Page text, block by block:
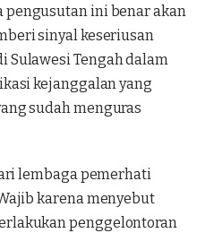
pengusutan ini benar akan
sinyal keseriusan
Sulawesi Tengah dalam
kejanggalan yang
sudah menguras
lembaga pemerhati
karena menyebut
penggelontoran